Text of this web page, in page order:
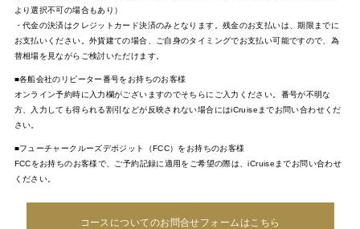
より選択不可の場合もあり）
・代金の決済はクレジットカード決済のみとなります。残金のお支払いは、期限までに
お支払いください。外貨建ての場合、ご自身のタイミングでお支払い可能ですので、為
替相場を見ながらご検討いただけます。
■各船会社のリピーター番号をお持ちのお客様
オンライン予約時に入力欄がございますのでそちらにご入力ください。番号が不明な
方、入力しても得られる割引などが反映されない場合にはiCruiseまでお問い合わせくだ
さい。
■フューチャークルーズデポジット（FCC）をお持ちのお客様
FCCをお持ちのお客様で、ご予約記録に適用をご希望の際は、iCruiseまでお問い合わせ
ください。
コースについてのお問合せフォームはこちら